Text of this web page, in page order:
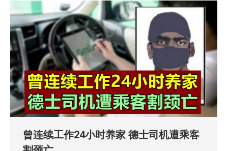
曾连续工作24小时养家 德士司机遭乘客